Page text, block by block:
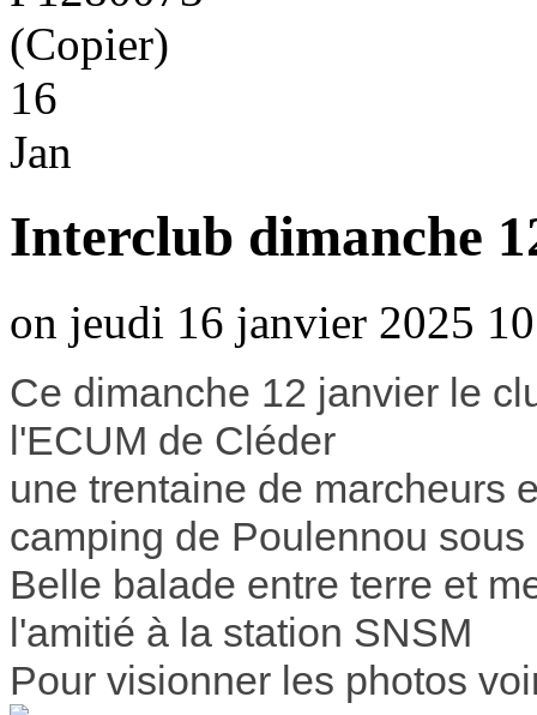
16
Jan
Interclub dimanche
on jeudi 16 janvier 2025
Ce dimanche 12 janvier le
l'ECUM de Cléder
une trentaine de marcheurs
camping de Poulennou
Belle balade entre terre et
l'amitié à la station SNSM
Pour visionner les photos